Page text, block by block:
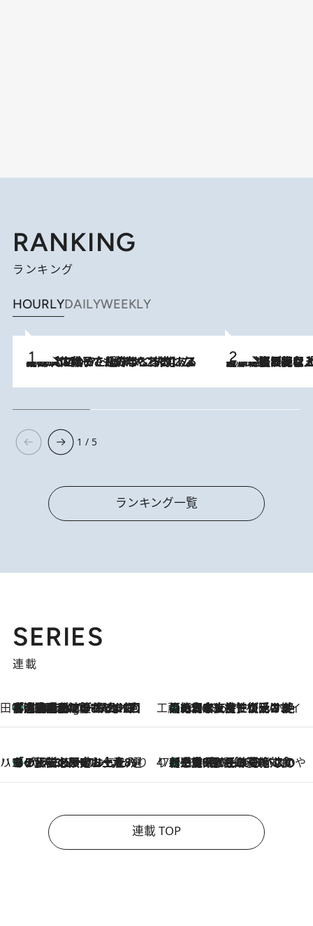
RANKING
ランキング
HOURLYDAILYWEEKLY
2026.8.5
【阿川佐和子さんの年とる力】なぜ70代で始めた趣味は“こんなに楽しい”のか？ ピアノ、俳句…スランプに陥っても続けられる“ある秘訣”とは 2026.8.5
【なぜ吉沢亮は「気配を消せる」のか？】興行収入208億の『国宝』を経て挑むミュージカル『ディア・エヴァン・ハンセン』。トップ俳優が舞台上でさらけ出した“孤独”とは
1 / 5
ランキング一覧
SERIES
連載
田中稲の勝手に再ブーム
1 Hour Ago
「湘南乃風に憧れて」観客大盛上がりの“タオル回し”に、ラッパー顔負けの高速歌唱まで…さだまさし（74）のアグレッシブすぎる現在地 工藤まやのおもてなしハワイ
2026.8.6
【ハワイ土産】ローカルの絶大な支持で復活！ 絶品の幻クッキー《元ファンの日本人女性が受け継いだ名店》
ハワイ賢者 リサのお気に入りリスト2026.8.6
あの伝説の限定トートも！ リニューアルした「ディーン＆デルーカ ハワイ」で必須のお土産8選 47都道府県の手みやげ ひんやりスイーツで夏を満喫
2026.8.6
【三重県】この夏絶対食べたい 冷やしておいしいおやつ3選 お餅×アイスの新感覚スイーツ
連載 TOP